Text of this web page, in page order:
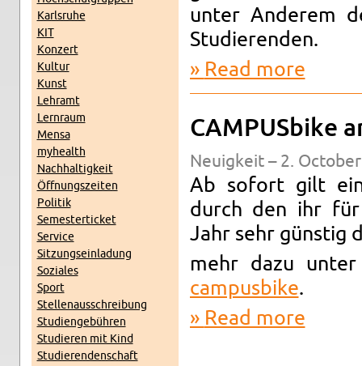
Karl­sruhe
KIT
Konz­ert
Kul­tur
Kunst
Lehramt
Lern­raum
Mensa
my­health
Nach­haltigkeit
Öff­nungszeiten
Poli­tik
Se­mes­terticket
Ser­vice
Sitzung­sein­ladung
Soziales
Sport
Stel­lenauss­chrei­bung
Stu­di­engebühren
Studieren mit Kind
Studieren­den­schaft
unter An­derem
Studieren­den.
Read more
CAM­PUS­bike
Neuigkeit – 2.
Ab so­fort gilt
durch den ihr für
Jahr sehr günstig
mehr dazu
campusbike.
Read more